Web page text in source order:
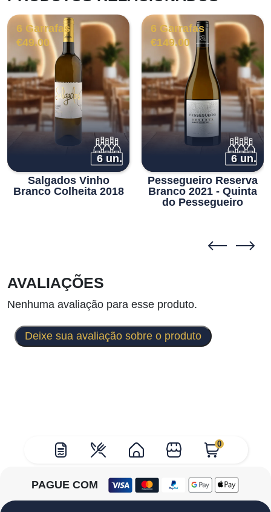
0
6 Garrafas
€49.00
6 un.
Salgados Vinho
Branco Colheita 2018
6 Garrafas
€149.00
6 un.
Pessegueiro Reserva
Branco 2021 - Quinta
do Pessegueiro
AVALIAÇÕES
Nenhuma avaliação para esse produto.
Deixe sua avaliação sobre o produto
PAGUE COM